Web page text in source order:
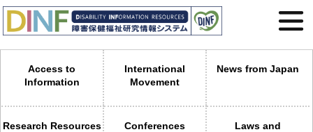
Access to
Information
International
Movement
News from Japan
Research Resources
Conferences
Laws and